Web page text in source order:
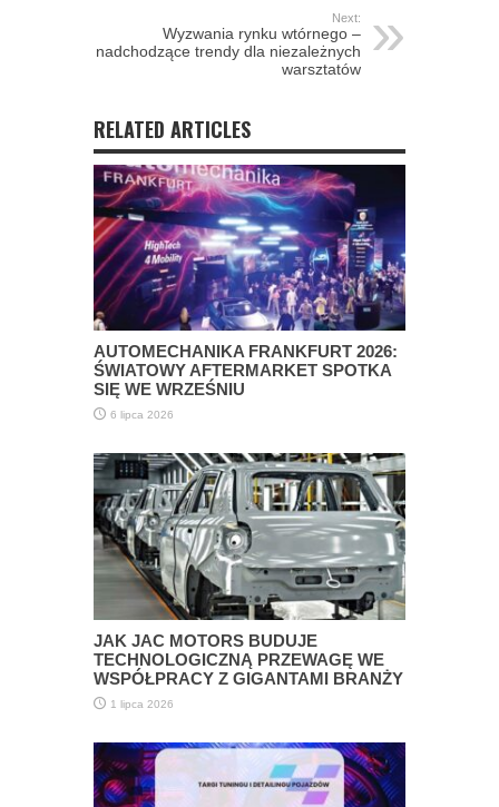
Next:
Wyzwania rynku wtórnego –
nadchodzące trendy dla niezależnych
warsztatów
RELATED ARTICLES
AUTOMECHANIKA FRANKFURT 2026:
ŚWIATOWY AFTERMARKET SPOTKA
SIĘ WE WRZEŚNIU
6 lipca 2026
JAK JAC MOTORS BUDUJE
TECHNOLOGICZNĄ PRZEWAGĘ WE
WSPÓŁPRACY Z GIGANTAMI BRANŻY
1 lipca 2026